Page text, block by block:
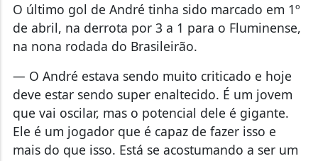
O último gol de André tinha sido marcado em 1º
de abril, na derrota por 3 a 1 para o Fluminense,
na nona rodada do Brasileirão.
— O André estava sendo muito criticado e hoje
deve estar sendo super enaltecido. É um jovem
que vai oscilar, mas o potencial dele é gigante.
Ele é um jogador que é capaz de fazer isso e
mais do que isso. Está se acostumando a ser um